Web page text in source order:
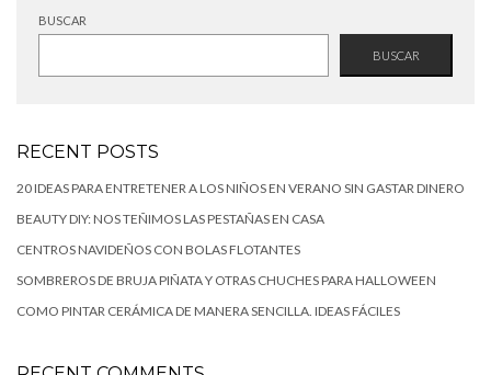
BUSCAR
BUSCAR
RECENT POSTS
20 IDEAS PARA ENTRETENER A LOS NIÑOS EN VERANO SIN GASTAR DINERO
BEAUTY DIY: NOS TEÑIMOS LAS PESTAÑAS EN CASA
CENTROS NAVIDEÑOS CON BOLAS FLOTANTES
SOMBREROS DE BRUJA PIÑATA Y OTRAS CHUCHES PARA HALLOWEEN
COMO PINTAR CERÁMICA DE MANERA SENCILLA. IDEAS FÁCILES